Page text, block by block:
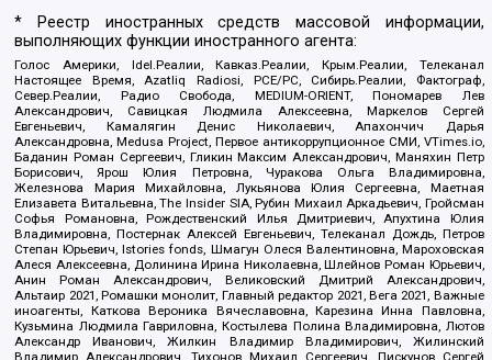
* Реестр иностранных средств массовой информации,
выполняющих функции иностранного агента:
Голос Америки, Idel.Реалии, Кавказ.Реалии, Крым.Реалии, Телеканал
Настоящее Время, Azatliq Radiosi, PCE/PC, Сибирь.Реалии, Фактограф,
Север.Реалии, Радио Свобода, MEDIUM-ORIENT, Пономарев Лев
Александрович, Савицкая Людмила Алексеевна, Маркелов Сергей
Евгеньевич, Камалягин Денис Николаевич, Апахончич Дарья
Александровна, Medusa Project, Первое антикоррупционное СМИ, VTimes.io,
Баданин Роман Сергеевич, Гликин Максим Александрович, Маняхин Петр
Борисович, Ярош Юлия Петровна, Чуракова Ольга Владимировна,
Железнова Мария Михайловна, Лукьянова Юлия Сергеевна, Маетная
Елизавета Витальевна, The Insider SIA, Рубин Михаил Аркадьевич, Гройсман
Софья Романовна, Рождественский Илья Дмитриевич, Апухтина Юлия
Владимировна, Постернак Алексей Евгеньевич, Телеканал Дождь, Петров
Степан Юрьевич, Istories fonds, Шмагун Олеся Валентиновна, Мароховская
Алеся Алексеевна, Долинина Ирина Николаевна, Шлейнов Роман Юрьевич,
Анин Роман Александрович, Великовский Дмитрий Александрович,
Альтаир 2021, Ромашки монолит, Главный редактор 2021, Вега 2021, Важные
иноагенты, Каткова Вероника Вячеславовна, Карезина Инна Павловна,
Кузьмина Людмила Гавриловна, Костылева Полина Владимировна, Лютов
Александр Иванович, Жилкин Владимир Владимирович, Жилинский
Владимир Александрович, Тихонов Михаил Сергеевич, Пискунов Сергей